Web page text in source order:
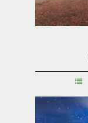
produit
a